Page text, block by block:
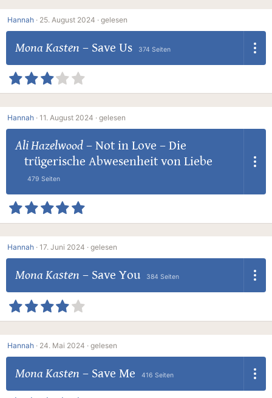
Hannah · 25. August 2024 · gelesen
Mona Kasten – Save Us 374 Seiten
Hannah · 11. August 2024 · gelesen
Ali Hazelwood– Not in Love – Die
trügerische Abwesenheit von Liebe
479 Seiten
Hannah · 17. Juni 2024 · gelesen
Mona Kasten – Save You 384 Seiten
Hannah · 24. Mai 2024 · gelesen
Mona Kasten – Save Me 416 Seiten